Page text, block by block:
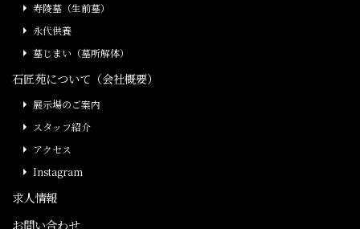
寿陵墓（生前墓）
永代供養
墓じまい（墓所解体）
石匠苑について（会社概要）
展示場のご案内
スタッフ紹介
アクセス
Instagram
求人情報
お問い合わせ